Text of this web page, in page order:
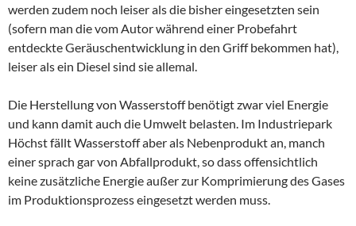
werden zudem noch leiser als die bisher eingesetzten sein
(sofern man die vom Autor während einer Probefahrt
entdeckte Geräuschentwicklung in den Griff bekommen hat),
leiser als ein Diesel sind sie allemal.
Die Herstellung von Wasserstoff benötigt zwar viel Energie
und kann damit auch die Umwelt belasten. Im Industriepark
Höchst fällt Wasserstoff aber als Nebenprodukt an, manch
einer sprach gar von Abfallprodukt, so dass offensichtlich
keine zusätzliche Energie außer zur Komprimierung des Gases
im Produktionsprozess eingesetzt werden muss.